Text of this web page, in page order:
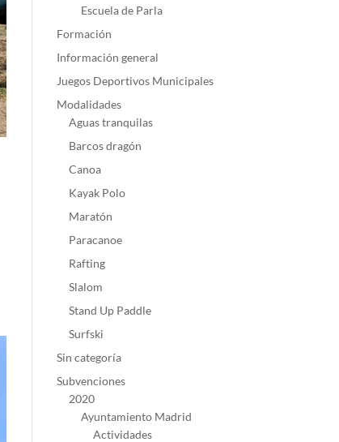
Escuela de Parla
Formación
Información general
Juegos Deportivos Municipales
Modalidades
Aguas tranquilas
Barcos dragón
Canoa
Kayak Polo
Maratón
Paracanoe
Rafting
Slalom
Stand Up Paddle
Surfski
Sin categoría
Subvenciones
2020
Ayuntamiento Madrid
Actividades